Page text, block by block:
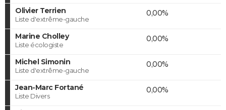
Olivier Terrien
Liste d'extrême-gauche
0,00%
Marine Cholley
Liste écologiste
0,00%
Michel Simonin
Liste d'extrême-gauche
0,00%
Jean-Marc Fortané
Liste Divers
0,00%